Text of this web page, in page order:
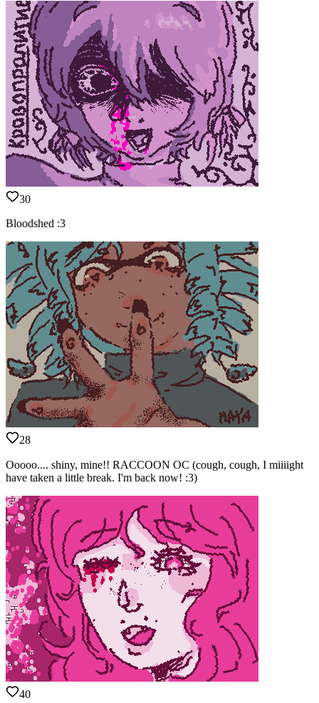
30
Bloodshed :3
28
Ooooo.... shiny, mine!! RACCOON OC (cough, cough, I miiiight
have taken a little break. I'm back now! :3)
40